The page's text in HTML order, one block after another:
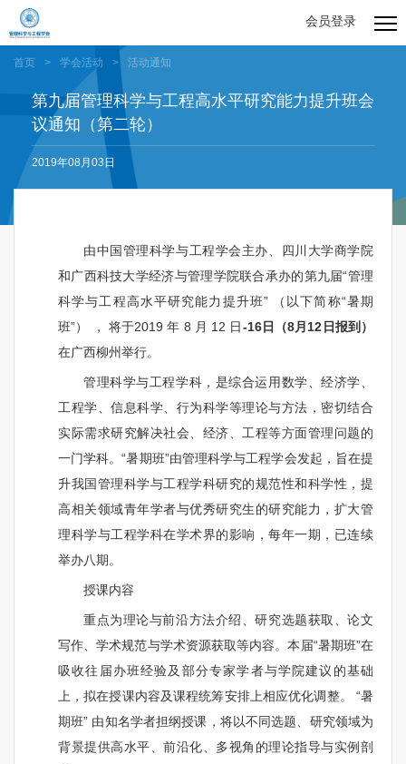
会员登录
首页 > 学会活动 > 活动通知
第九届管理科学与工程高水平研究能力提升班会
议通知（第二轮）
2019年08月03日
由中国管理科学与工程学会主办、四川大学商学院
和广西科技大学经济与管理学院联合承办的第九届“管理
科学与工程高水平研究能力提升班” （以下简称“暑期
班”） ， 将于2019年 8 月 12 日-16日（8月 12 日报到）
在广西柳州举行。
管理科学与工程学科，是综合运用数学、经济学、
工程学、信息科学、行为科学等理论与方法，密切结合
实际需求研究解决社会、经济、工程等方面管理问题的
一门学科。“暑期班”由管理科学与工程学会发起，旨在提
升我国管理科学与工程学科研究的规范性和科学性，提
高相关领域青年学者与优秀研究生的研究能力，扩大管
理科学与工程学科在学术界的影响，每年一期，已连续
举办八期。
授课内容
重点为理论与前沿方法介绍、研究选题获取、论文
写作、学术规范与学术资源获取等内容。本届“暑期班”在
吸收往届办班经验及部分专家学者与学院建议的基础
上，拟在授课内容及课程统筹安排上相应优化调整。 “暑
期班” 由知名学者担纲授课，将以不同选题、研究领域为
背景提供高水平、前沿化、多视角的理论指导与实例剖